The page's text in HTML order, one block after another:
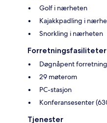
Golf i nærheten
Kajakkpadling i
Snorkling i nærheten
Forretningsfasiliteter
Døgnåpent
29 møterom
PC-stasjon
Konferansesenter
Tjenester